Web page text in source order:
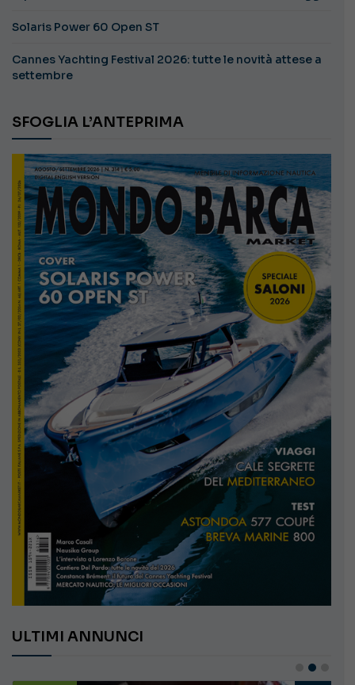
Solaris Power 60 Open ST
Cannes Yachting Festival 2026: tutte le novità attese a
settembre
SFOGLIA L’ANTEPRIMA
ULTIMI ANNUNCI